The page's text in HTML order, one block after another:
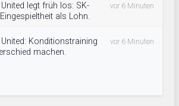
legt früh los: SK-
als Lohn.
vor 6 Minuten
Konditionstraining
machen.
vor 6 Minuten